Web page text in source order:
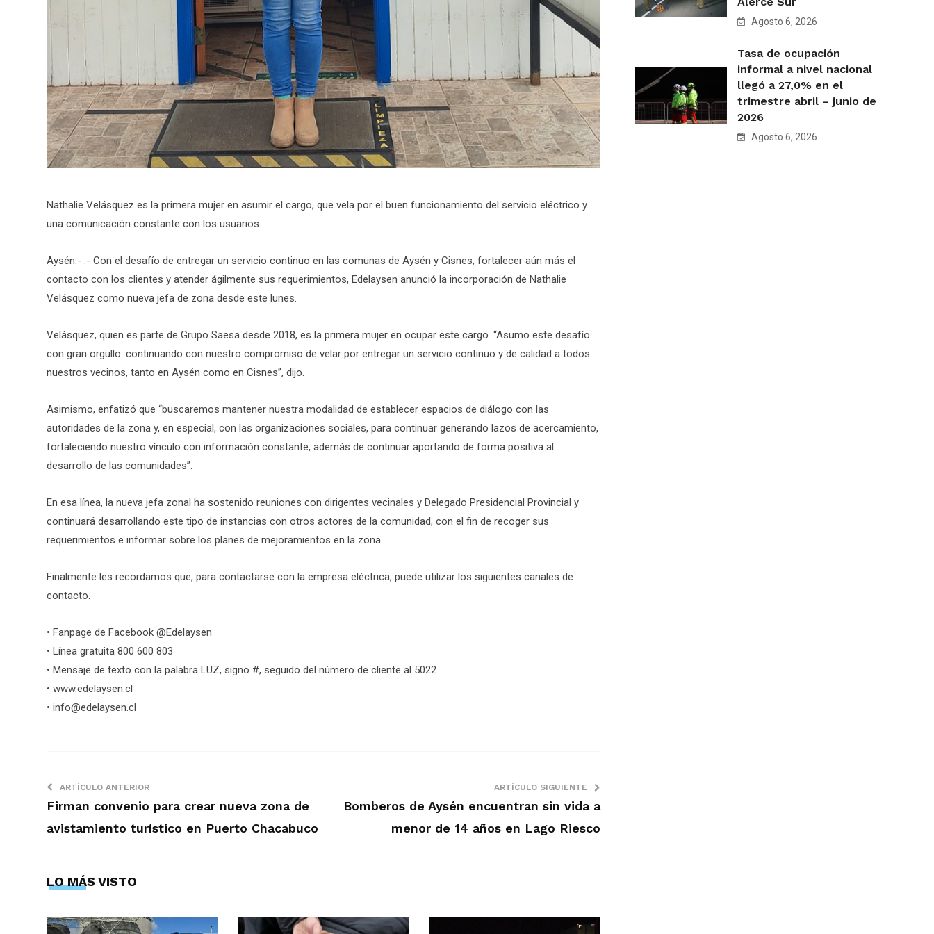
Nathalie Velásquez es la primera mujer en asumir el cargo, que vela por el buen funcionamiento del servicio eléctrico y
una comunicación constante con los usuarios.
Aysén.- .- Con el desafío de entregar un servicio continuo en las comunas de Aysén y Cisnes, fortalecer aún más el
contacto con los clientes y atender ágilmente sus requerimientos, Edelaysen anunció la incorporación de Nathalie
Velásquez como nueva jefa de zona desde este lunes.
Velásquez, quien es parte de Grupo Saesa desde 2018, es la primera mujer en ocupar este cargo. “Asumo este desafío
con gran orgullo. continuando con nuestro compromiso de velar por entregar un servicio continuo y de calidad a todos
nuestros vecinos, tanto en Aysén como en Cisnes”, dijo.
Asimismo, enfatizó que “buscaremos mantener nuestra modalidad de establecer espacios de diálogo con las
autoridades de la zona y, en especial, con las organizaciones sociales, para continuar generando lazos de acercamiento,
fortaleciendo nuestro vínculo con información constante, además de continuar aportando de forma positiva al
desarrollo de las comunidades”.
En esa línea, la nueva jefa zonal ha sostenido reuniones con dirigentes vecinales y Delegado Presidencial Provincial y
continuará desarrollando este tipo de instancias con otros actores de la comunidad, con el fin de recoger sus
requerimientos e informar sobre los planes de mejoramientos en la zona.
Finalmente les recordamos que, para contactarse con la empresa eléctrica, puede utilizar los siguientes canales de
contacto.
• Fanpage de Facebook @Edelaysen
• Línea gratuita 800 600 803
• Mensaje de texto con la palabra LUZ, signo #, seguido del número de cliente al 5022.
• www.edelaysen.cl
• info@edelaysen.cl
ARTÍCULO ANTERIOR
Firman convenio para crear nueva zona de
avistamiento turístico en Puerto Chacabuco
ARTÍCULO SIGUIENTE
Bomberos de Aysén encuentran sin vida a
menor de 14 años en Lago Riesco
LO MÁS VISTO
Agosto 6, 2026
Tasa de ocupación
informal a nivel nacional
llegó a 27,0% en el
trimestre abril – junio de
2026
Agosto 6, 2026